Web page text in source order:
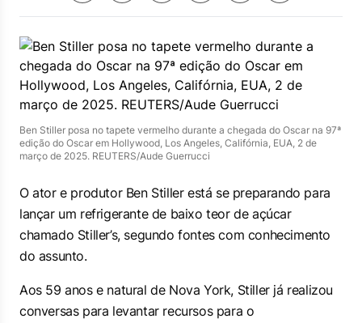
Ben Stiller posa no tapete vermelho durante a chegada do Oscar na 97ª
edição do Oscar em Hollywood, Los Angeles, Califórnia, EUA, 2 de
março de 2025. REUTERS/Aude Guerrucci
O ator e produtor Ben Stiller está se preparando para
lançar um refrigerante de baixo teor de açúcar
chamado Stiller’s, segundo fontes com conhecimento
do assunto.
Aos 59 anos e natural de Nova York, Stiller já realizou
conversas para levantar recursos para o